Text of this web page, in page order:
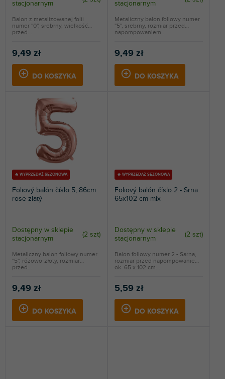
stacjonarnym
9,49 zł
DO KOSZYKA
Balon z metalizowanej folii
numer ''0'', srebrny, wielkość
przed...
stacjonarnym
9,49 zł
DO KOSZYKA
Metaliczny balon foliowy numer
''5'', srebrny, rozmiar przed
napompowaniem...
🔥 WYPRZEDAŻ SEZONOWA
Foliový balón číslo 5, 86cm
rose zlatý
Dostępny w sklepie
stacjonarnym
(2 szt)
9,49 zł
DO KOSZYKA
Metaliczny balon foliowy numer
''5'', różowo-złoty, rozmiar
przed...
🔥 WYPRZEDAŻ SEZONOWA
Foliový balón číslo 2 - Srna
65x102 cm mix
Dostępny w sklepie
stacjonarnym
(2 szt)
5,59 zł
DO KOSZYKA
Balon foliowy numer 2 - Sarna,
rozmiar przed napompowaniem
ok. 65 x 102 cm...